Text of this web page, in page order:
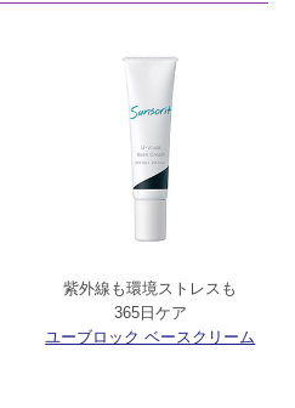
紫外線も環境ストレスも
365日ケア
ユーブロック ベースクリーム